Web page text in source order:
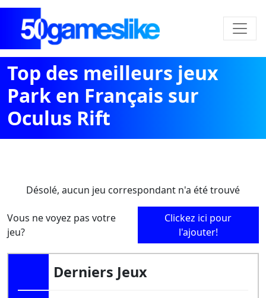
Top des meilleurs jeux
Park en Français sur
Oculus Rift
Désolé, aucun jeu correspondant n'a été trouvé
Vous ne voyez pas votre
jeu?
Clickez ici pour
l'ajouter!
Derniers Jeux